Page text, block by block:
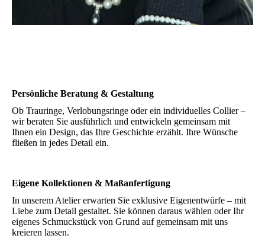
Persönliche Beratung & Gestaltung
Ob Trauringe, Verlobungsringe oder ein individuelles Collier –
wir beraten Sie ausführlich und entwickeln gemeinsam mit
Ihnen ein Design, das Ihre Geschichte erzählt. Ihre Wünsche
fließen in jedes Detail ein.
Eigene Kollektionen & Maßanfertigung
In unserem Atelier erwarten Sie exklusive Eigenentwürfe – mit
Liebe zum Detail gestaltet. Sie können daraus wählen oder Ihr
eigenes Schmuckstück von Grund auf gemeinsam mit uns
kreieren lassen.